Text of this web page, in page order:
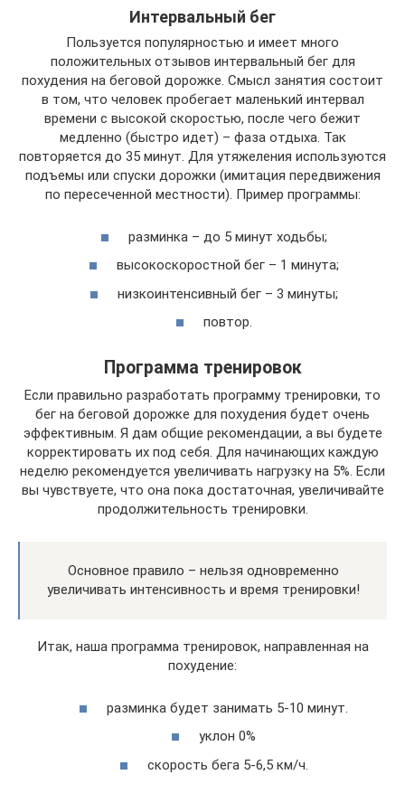
Интервальный бег
Пользуется популярностью и имеет много
положительных отзывов интервальный бег для
похудения на беговой дорожке. Смысл занятия состоит
в том, что человек пробегает маленький интервал
времени с высокой скоростью, после чего бежит
медленно (быстро идет) – фаза отдыха. Так
повторяется до 35 минут. Для утяжеления используются
подъемы или спуски дорожки (имитация передвижения
по пересеченной местности). Пример программы:
разминка – до 5 минут ходьбы;
высокоскоростной бег – 1 минута;
низкоинтенсивный бег – 3 минуты;
повтор.
Программа тренировок
Если правильно разработать программу тренировки, то
бег на беговой дорожке для похудения будет очень
эффективным. Я дам общие рекомендации, а вы будете
корректировать их под себя. Для начинающих каждую
неделю рекомендуется увеличивать нагрузку на 5%. Если
вы чувствуете, что она пока достаточная, увеличивайте
продолжительность тренировки.
Основное правило – нельзя одновременно
увеличивать интенсивность и время тренировки!
Итак, наша программа тренировок, направленная на
похудение:
разминка будет занимать 5-10 минут.
уклон 0%
скорость бега 5-6,5 км/ч.